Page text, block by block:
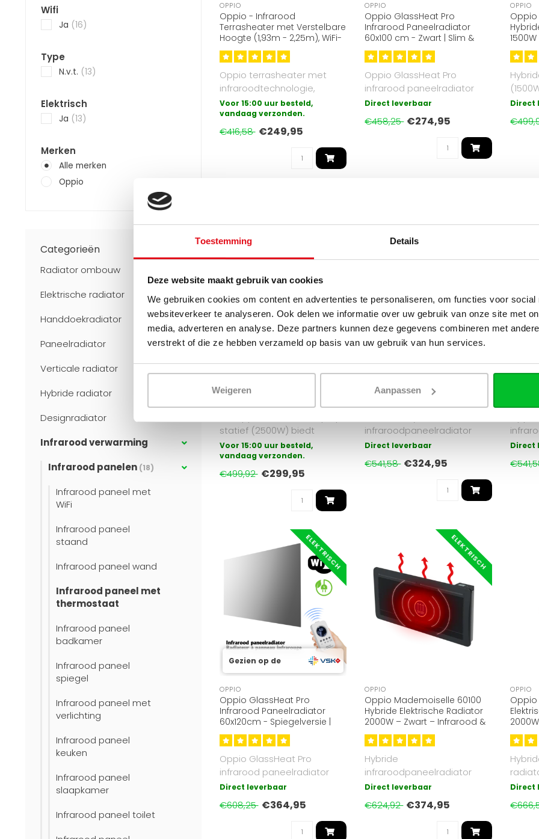
Toestemming Details
Deze website maakt gebruik van cookies
We gebruiken cookies om content en advertenties te personaliseren, om functies voor social
websiteverkeer te analyseren. Ook delen we informatie over uw gebruik van onze site met
media, adverteren en analyse. Deze partners kunnen deze gegevens combineren met
verstrekt of die ze hebben verzameld op basis van uw gebruik van hun services.
Weigeren Aanpassen
Wifi
Ja (16)
Type
N.v.t. (13)
Elektrisch
Ja (13)
Merken
Alle merken
Oppio
Categorieën
Radiator ombouw
Elektrische radiator
Handdoekradiator
Paneelradiator
Verticale radiator
Hybride radiator
Designradiator
Infrarood verwarming
Infrarood panelen (18)
Infrarood paneel met
WiFi
Infrarood paneel
staand
Infrarood paneel wand
Infrarood paneel met
thermostaat
Infrarood paneel
badkamer
Infrarood paneel
spiegel
Infrarood paneel met
verlichting
Infrarood paneel
keuken
Infrarood paneel
slaapkamer
Infrarood paneel toilet
OPPIO
Oppio - Infrarood
Terrasheater met Verstelbare
Hoogte (1,93m - 2,25m), WiFi-
functie, 2100W
Oppio terrasheater met
infraroodtechnologie,
verstelbare hoogte, 2100W
vermogen ..
Voor 15:00 uur besteld,
vandaag verzonden.
€416,58 €249,95
OPPIO
Oppio GlassHeat Pro
Infrarood Paneelradiator
60x100 cm - Zwart | Slim &
Energiezuinig
Oppio GlassHeat Pro
infrarood paneelradiator
60x100 cm kleur Zwart. 600W,
temper..
Direct leverbaar
€458,25 €274,95
OPPIO
Oppio
Direct
Gezien op de
OPPIO
Binnen & Buiten
statief (2500W) biedt
krachtige verwarming met 9
inste..
Voor 15:00 uur besteld,
vandaag verzonden.
€499,92 €299,95
OPPIO
Convectie
infraroodpaneelradiator
(1500W) in zwart,
combineert infraro..
Direct leverbaar
€541,58 €324,95
Direct
ELEKTRISCH
Gezien op de
OPPIO
Oppio GlassHeat Pro
Infrarood Paneelradiator
60x120cm - Spiegelversie |
Slim & Energiezuinig
Oppio GlassHeat Pro
infrarood paneelradiator
60x120cm met spiegel.
720W, tempera..
Direct leverbaar
€608,25 €364,95
ELEKTRISCH
OPPIO
Oppio Mademoiselle 60100
Hybride Elektrische Radiator
2000W – Zwart – Infrarood &
Convectie
Hybride
infraroodpaneelradiator
(2000W) in zwart, met Wi-Fi-
appfunctie, combinee..
Direct leverbaar
€624,92 €374,95
OPPIO
Oppio
Direct